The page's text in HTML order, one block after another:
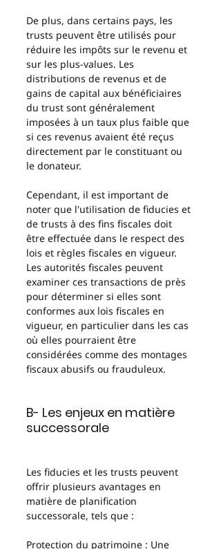
De plus, dans certains pays, les
trusts peuvent être utilisés pour
réduire les impôts sur le revenu et
sur les plus-values. Les
distributions de revenus et de
gains de capital aux bénéficiaires
du trust sont généralement
imposées à un taux plus faible que
si ces revenus avaient été reçus
directement par le constituant ou
le donateur.
Cependant, il est important de
noter que l'utilisation de fiducies et
de trusts à des fins fiscales doit
être effectuée dans le respect des
lois et règles fiscales en vigueur.
Les autorités fiscales peuvent
examiner ces transactions de près
pour déterminer si elles sont
conformes aux lois fiscales en
vigueur, en particulier dans les cas
où elles pourraient être
considérées comme des montages
fiscaux abusifs ou frauduleux.
B- Les enjeux en matière
successorale
Les fiducies et les trusts peuvent
offrir plusieurs avantages en
matière de planification
successorale, tels que :
Protection du patrimoine : Une